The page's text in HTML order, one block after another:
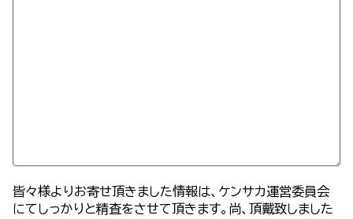
皆々様よりお寄せ頂きました情報は、ケンサカ運営委員会
にてしっかりと精査をさせて頂きます。尚、頂戴致しました